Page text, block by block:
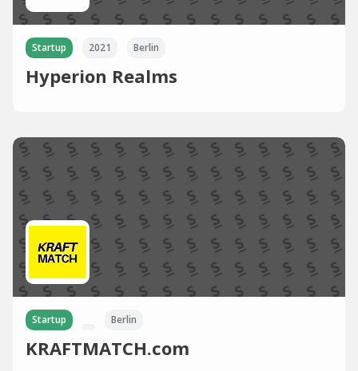
Startup 2021 Berlin
Hyperion Realms
Startup Berlin
KRAFTMATCH.com